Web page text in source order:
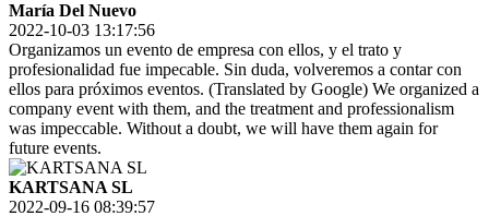
María Del Nuevo
2022-10-03 13:17:56
Organizamos un evento de empresa con ellos, y el trato y
profesionalidad fue impecable. Sin duda, volveremos a contar con
ellos para próximos eventos. (Translated by Google) We organized a
company event with them, and the treatment and professionalism
was impeccable. Without a doubt, we will have them again for
future events.
KARTSANA SL
2022-09-16 08:39:57